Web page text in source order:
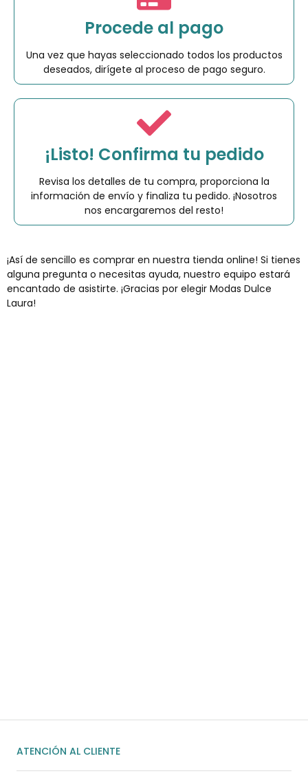
Procede al pago
Una vez que hayas seleccionado todos los productos
deseados, dirígete al proceso de pago seguro.
¡Listo! Confirma tu pedido
Revisa los detalles de tu compra, proporciona la
información de envío y finaliza tu pedido. ¡Nosotros
nos encargaremos del resto!
¡Así de sencillo es comprar en nuestra tienda online! Si tienes
alguna pregunta o necesitas ayuda, nuestro equipo estará
encantado de asistirte. ¡Gracias por elegir Modas Dulce
Laura!
ATENCIÓN AL CLIENTE